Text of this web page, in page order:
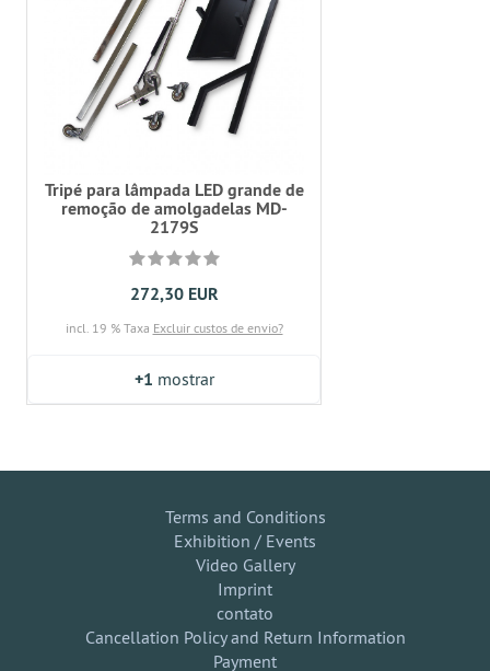
Tripé para lâmpada LED grande de
remoção de amolgadelas MD-
2179S
272,30 EUR
incl. 19 % Taxa Excluir custos de envio?
+1 mostrar
Terms and Conditions
Exhibition / Events
Video Gallery
Imprint
contato
Cancellation Policy and Return Information
Payment